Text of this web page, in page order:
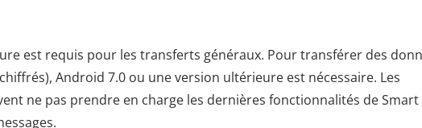
est requis pour les transferts généraux. Pour transférer des
Android 7.0 ou une version ultérieure est nécessaire. Les
ne pas prendre en charge les dernières fonctionnalités de Smart